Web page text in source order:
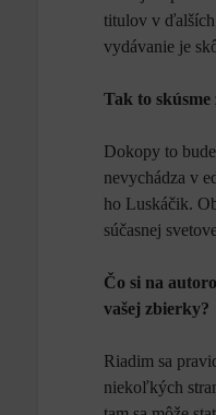
titulov v
vydávanie je
Tak to
Dokopy to
nevychádza v
ho Luskáčik.
súčasnej
Čo si na
vašej zbierky?
Riadim sa
niekoľkých